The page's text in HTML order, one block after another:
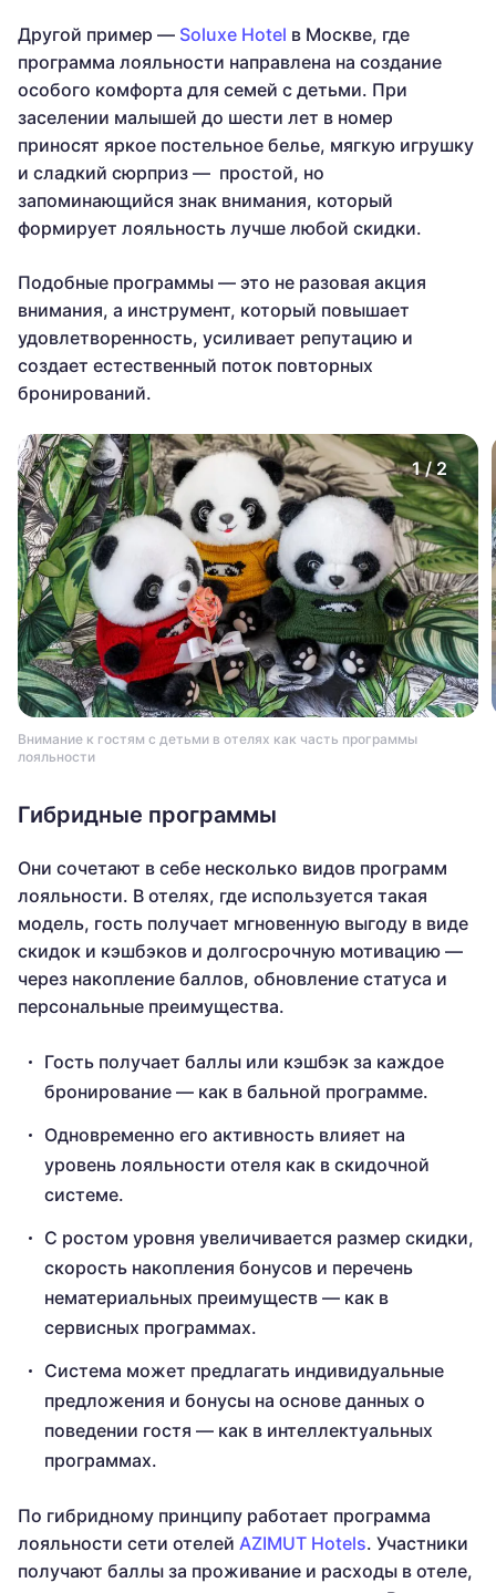
Другой пример — Soluxe Hotel в Москве, где
программа лояльности направлена на создание
особого комфорта для семей с детьми. При
заселении малышей до шести лет в номер
приносят яркое постельное белье, мягкую игрушку
и сладкий сюрприз — простой, но
запоминающийся знак внимания, который
формирует лояльность лучше любой скидки.
Подобные программы — это не разовая акция
внимания, а инструмент, который повышает
удовлетворенность, усиливает репутацию и
создает естественный поток повторных
бронирований.
1/2
Внимание к гостям с детьми в отелях как часть программы
лояльности
Гибридные программы
Они сочетают в себе несколько видов программ
лояльности. В отелях, где используется такая
модель, гость получает мгновенную выгоду в виде
скидок и кэшбэков и долгосрочную мотивацию —
через накопление баллов, обновление статуса и
персональные преимущества.
Гость получает баллы или кэшбэк за каждое
бронирование — как в бальной программе.
Одновременно его активность влияет на
уровень лояльности отеля как в скидочной
системе.
С ростом уровня увеличивается размер скидки,
скорость накопления бонусов и перечень
нематериальных преимуществ — как в
сервисных программах.
Система может предлагать индивидуальные
предложения и бонусы на основе данных о
поведении гостя — как в интеллектуальных
программах.
По гибридному принципу работает программа
лояльности сети отелей AZIMUT Hotels. Участники
получают баллы за проживание и расходы в отеле,